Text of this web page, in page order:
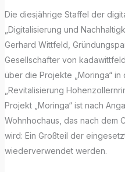
Die diesjährige Staffel der
„Digitalisierung und
Gerhard Wittfeld,
Gesellschafter von
über die Projekte „Moringa“
„Revitalisierung
Projekt „Moringa“ ist nach
Wohnhochaus, das nach dem
wird: Ein Großteil der
wiederverwendet werden.